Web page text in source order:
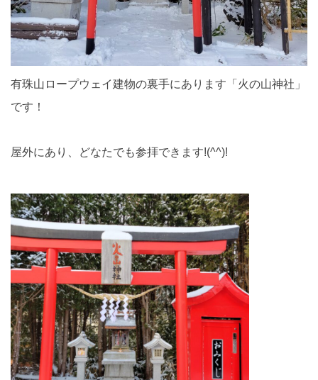
有珠山ロープウェイ建物の裏手にあります「火の山神社」
です！
屋外にあり、どなたでも参拝できます!(^^)!